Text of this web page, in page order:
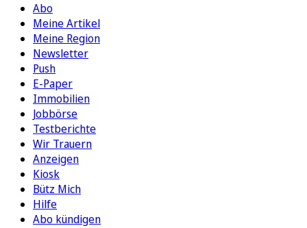
Abo
Meine Artikel
Meine Region
Newsletter
Push
E-Paper
Immobilien
Jobbörse
Testberichte
Wir Trauern
Anzeigen
Kiosk
Bütz Mich
Hilfe
Abo kündigen